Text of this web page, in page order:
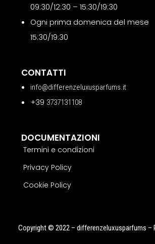
09:30/12:30 – 15:30/19:30
Ogni prima domenica del mese
15:30/19:30
CONTATTI
info@differenzeluxusparfums.it
+39 3737131108
DOCUMENTAZIONI
Termini e condizioni
Privacy Policy
Cookie Policy
Copyright © 2022 – differenzeluxusparfums –